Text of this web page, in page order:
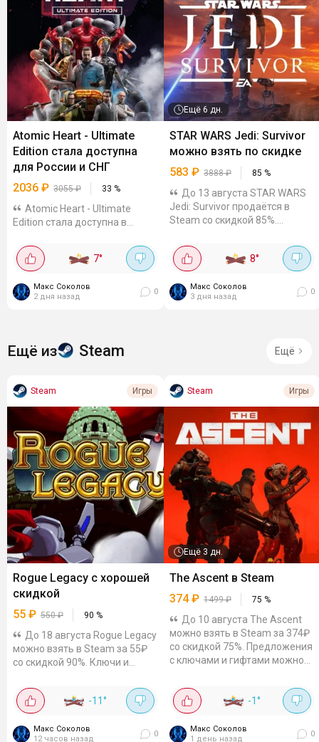
Atomic Heart - Ultimate
Edition стала доступна
для России и СНГ
2036 ₽ 3055₽ 33 %
Atomic Heart - Ultimate
Edition стала доступна в
Сейчас на издание действует
скидка 60%, цена - 2036,40₽. В
игра Atomic Heart, Atomic
Pass,...
7°
Макс Соколов
2 дня назад
0
Ещё 6 дн.
STAR WARS Jedi: Survivor
можно взять по скидке
583 ₽ 3888₽ 85 %
До 13 августа STAR WARS
Jedi: Survivor продаётся в
Steam со скидкой 85%.
3449₸ (~583₽). Гифты можно
посмотреть на Plati и GGSEL.
Сюжетный одиночный экшен
от третьего...
8°
Макс Соколов
3 дня назад
0
Ещё из Steam Ещё
Steam Игры
Rogue Legacy с хорошей
скидкой
55 ₽ 550₽ 90 %
До 18 августа Rogue Legacy
можно взять в Steam за 55₽
со скидкой 90%. Ключи и
Plati и GGSEL. Сложный
рогалайт, где после смерти
героя забег продолжает его...
-11°
Макс Соколов
12 часов назад
0
Steam Игры
Ещё 3 дн.
The Ascent в Steam
374₽ 1499₽ 75 %
До 10 августа The Ascent
можно взять в Steam за 374₽
со скидкой 75%. Предложения
с ключами и гифтами можно
GGSEL. Киберпанковая экшен-
RPG про мир, где...
-1°
Макс Соколов
1 день назад
0